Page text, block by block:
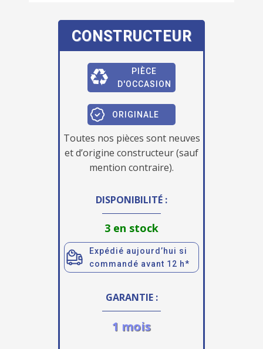
CONSTRUCTEUR
PIÈCE
D'OCCASION
ORIGINALE
Toutes nos pièces sont neuves
et d’origine constructeur (sauf
mention contraire).
DISPONIBILITÉ :
3 en stock
Expédié aujourd’hui si
commandé avant 12 h*
GARANTIE :
1 mois